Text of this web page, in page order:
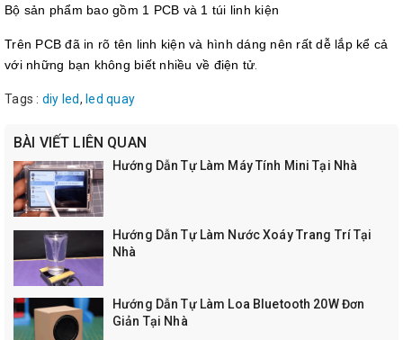
Bộ sản phẩm bao gồm 1 PCB và 1 túi linh kiện
Trên PCB đã in rõ tên linh kiện và hình dáng nên rất dễ lắp kể cả
với những bạn không biết nhiều về điện tử
Tags : diy led, led quay
BÀI VIẾT LIÊN QUAN
Hướng Dẫn Tự Làm Máy Tính Mini Tại Nhà
Hướng Dẫn Tự Làm Nước Xoáy Trang Trí Tại
Nhà
Hướng Dẫn Tự Làm Loa Bluetooth 20W Đơn
Giản Tại Nhà